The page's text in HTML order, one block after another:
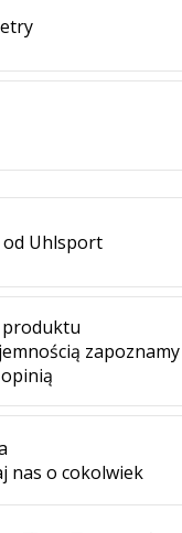
produktu
zapoznamy
nas o cokolwiek
od Uhlsport